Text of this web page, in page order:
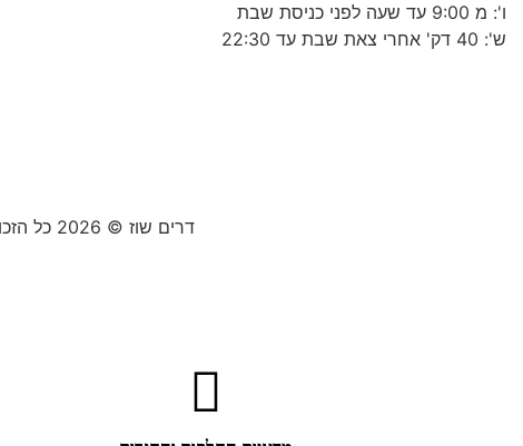
ו': מ 9:00 עד שעה לפני כניסת שבת
ש': 40 דק' אחרי צאת שבת עד 22:30
דרים שוז © 2026 כל הזכויות שמורות